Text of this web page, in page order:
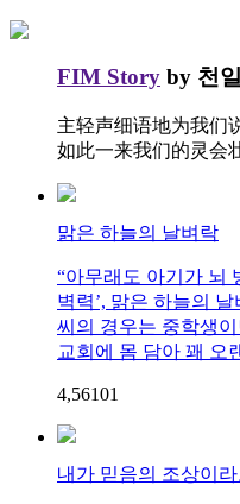
FIM Story by 천
主轻声细语地为我们
如此一来我们的灵会
맑은 하늘의 날벼락
“아무래도 아기가 뇌
벽력’, 맑은 하늘의
씨의 경우는 중학생
교회에 몸 담아 꽤 오
4,56101
내가 믿음의 조상이라